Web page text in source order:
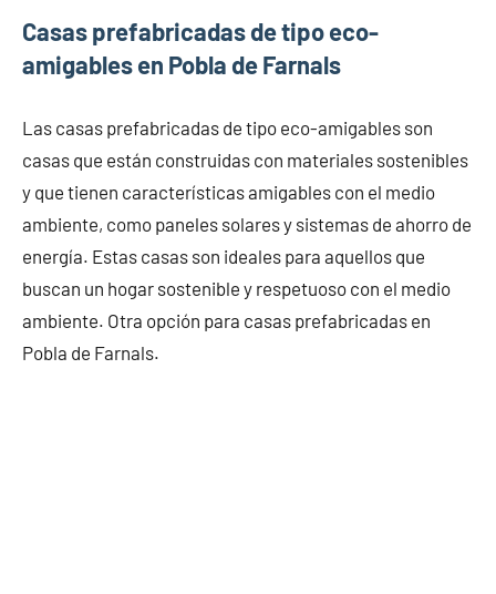
Casas prefabricadas de tipo eco-
amigables en Pobla de Farnals
Las casas prefabricadas de tipo eco-amigables son
casas que están construidas con materiales sostenibles
y que tienen características amigables con el medio
ambiente, como paneles solares y sistemas de ahorro de
energía. Estas casas son ideales para aquellos que
buscan un hogar sostenible y respetuoso con el medio
ambiente. Otra opción para casas prefabricadas en
Pobla de Farnals.